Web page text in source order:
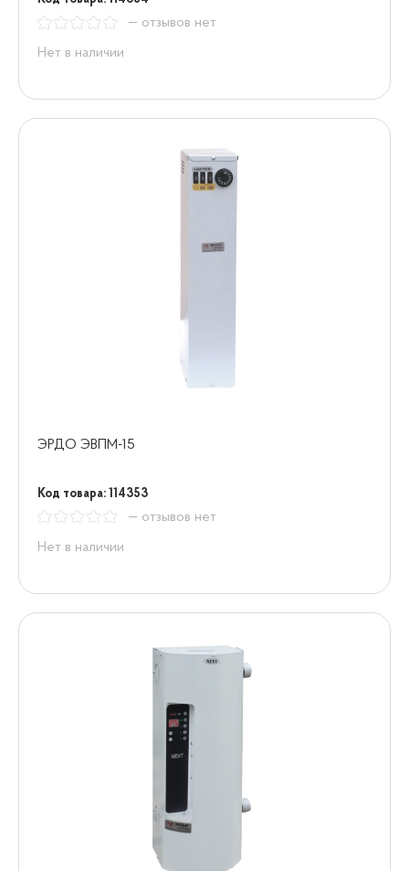
— отзывов нет
Нет в наличии
ЭРДО ЭВПМ-15
Код товара: 114353
— отзывов нет
Нет в наличии